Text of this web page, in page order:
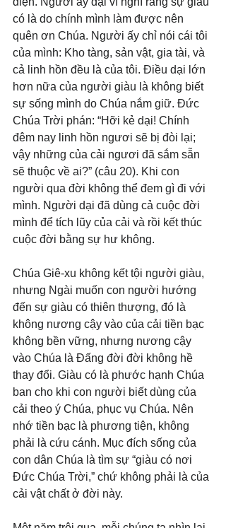
có là do chính mình làm được nên
quên ơn Chúa. Người ấy chỉ nói cái tôi
của mình: Kho tàng, sản vật, gia tài, và
cả linh hồn đều là của tôi. Điều dại lớn
hơn nữa của người giàu là không biết
sự sống mình do Chúa nắm giữ. Đức
Chúa Trời phán: “Hỡi kẻ dại! Chính
đêm nay linh hồn ngươi sẽ bị đòi lại;
vậy những của cải ngươi đã sắm sẵn
sẽ thuộc về ai?” (câu 20). Khi con
người qua đời không thể đem gì đi với
mình. Người dại đã dùng cả cuộc đời
mình để tích lũy của cải và rồi kết thúc
cuộc đời bằng sự hư không.
Chúa Giê-xu không kết tội người giàu,
nhưng Ngài muốn con người hướng
đến sự giàu có thiên thượng, đó là
không nương cậy vào của cải tiền bạc
không bền vững, nhưng nương cậy
vào Chúa là Đấng đời đời không hề
thay đổi. Giàu có là phước hạnh Chúa
ban cho khi con người biết dùng của
cải theo ý Chúa, phục vụ Chúa. Nên
nhớ tiền bạc là phương tiện, không
phải là cứu cánh. Mục đích sống của
con dân Chúa là tìm sự “giàu có nơi
Đức Chúa Trời,” chứ không phải là của
cải vật chất ở đời này.